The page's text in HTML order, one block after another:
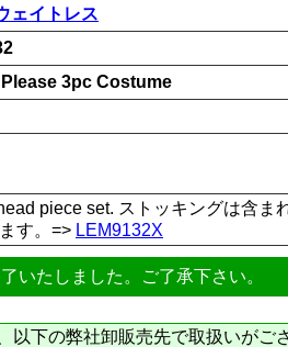
ェイトレス
Please 3pc Costume
piece set. ストッキングは含ま
す。=> LEM9132X
いたしました。ご了承下さい。
以下の弊社卸販売先で取扱いがご